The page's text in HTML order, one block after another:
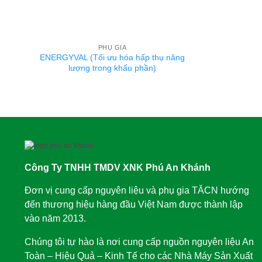
PHỤ GIA
ENERGYVAL (Tối ưu hóa hấp thụ năng
lượng trong khẩu phần)
Công Ty TNHH TMDV XNK Phú An Khánh
Đơn vị cung cấp nguyên liệu và phụ gia TĂCN hướng
đến thương hiệu hàng đầu Việt Nam được thành lập
vào năm 2013.
Chúng tôi tự hào là nơi cung cấp nguồn nguyên liệu An
Toàn – Hiệu Quả – Kinh Tế cho các Nhà Máy Sản Xuất